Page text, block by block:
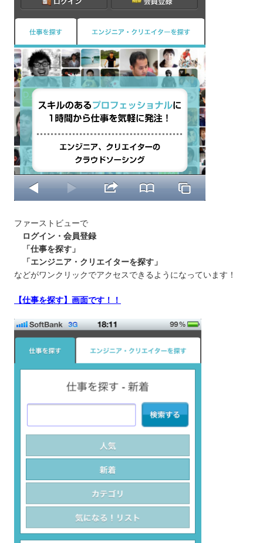
ファーストビューで
ログイン・会員登録
「仕事を探す」
「エンジニア・クリエイターを探す」
などがワンクリックでアクセスできるようになっています！
【仕事を探す】画面です！！